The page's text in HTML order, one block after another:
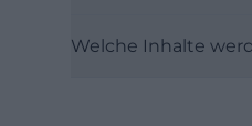
Welche Inhalte